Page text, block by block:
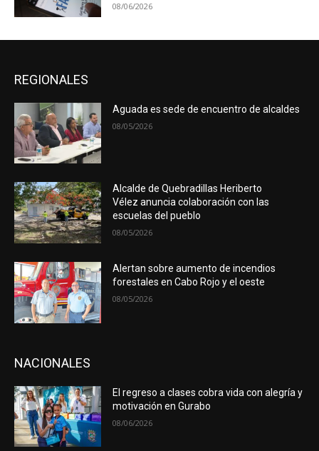
08/06/2026
REGIONALES
Aguada es sede de encuentro de alcaldes
08/05/2026
Alcalde de Quebradillas Heriberto
Vélez anuncia colaboración con las
escuelas del pueblo
08/05/2026
Alertan sobre aumento de incendios
forestales en Cabo Rojo y el oeste
08/05/2026
NACIONALES
El regreso a clases cobra vida con alegría y
motivación en Gurabo
08/06/2026